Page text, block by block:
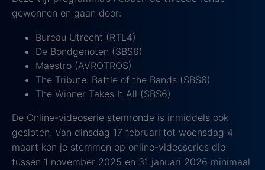
gewonnen en gaan door:
Bureau Utrecht (RTL4)
De Bondgenoten (SBS6)
Maestro (AVROTROS)
The Tribute: Battle of the Bands (SBS6)
The Winner Takes It All (SBS6)
De Online-videoserie stemronde is inmiddels ook
gesloten. Van dinsdag 17 februari tot woensdag 4
maart kon je stemmen op online-videoseries die
tussen 1 november 2025 en 31 januari 2026 minimaal